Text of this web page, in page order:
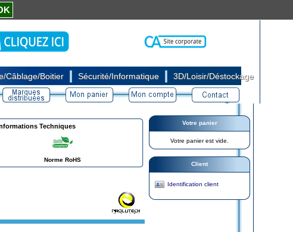
Câblage/Boitier Sécurité/Informatique 3D/Loisir/Déstockage
Techniques
Norme RoHS
Votre panier
Votre panier est vide.
Client
Identification client